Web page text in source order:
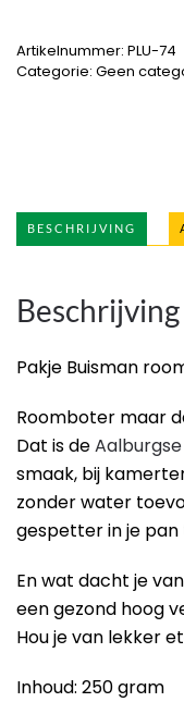
Artikelnummer: PLU-74
Categorie: Geen
BESCHRIJVING
Beschrijving
Pakje Buisman
Roomboter maar
Dat is deAalburgse
smaak, bij
zonder water
gespetter in je
En wat dacht je
een gezond hoog
Hou je van lekker
Inhoud: 250 gram